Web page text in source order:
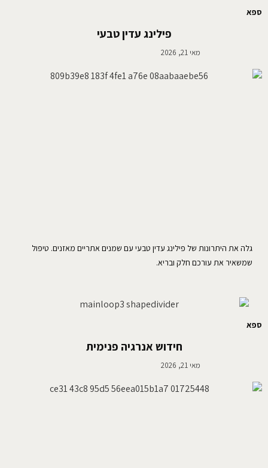
ספא
פילינג עדין טבעי
מאי 21, 2026
גלה את היתרונות של פילינג עדין טבעי עם שמנים אתריים מאזנים. טיפול
שמשאיר את עורכם חלק ובריא.
ספא
חידוש אנרגיה פנימית
מאי 21, 2026